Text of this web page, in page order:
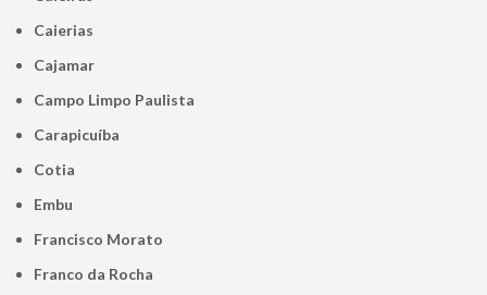
Caierias
Cajamar
Campo Limpo Paulista
Carapicuíba
Cotia
Embu
Francisco Morato
Franco da Rocha